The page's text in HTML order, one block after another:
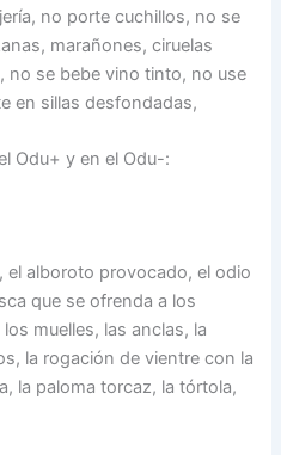
no porte cuchillos, no se
marañones, ciruelas
no se bebe vino tinto, no use
en sillas desfondadas,
Odu+ y en el Odu-:
el alboroto provocado, el odio
que se ofrenda a los
muelles, las anclas, la
la rogación de vientre con la
la paloma torcaz, la tórtola,